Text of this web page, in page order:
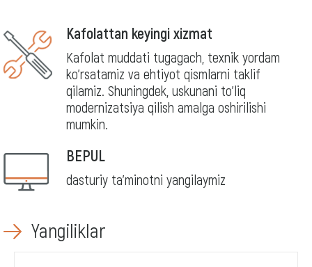
Kafolattan keyingi xizmat
Kafolat muddati tugagach, texnik yordam
ko'rsatamiz va ehtiyot qismlarni taklif
qilamiz. Shuningdek, uskunani to'liq
modernizatsiya qilish amalga oshirilishi
mumkin.
BEPUL
dasturiy ta'minotni yangilaymiz
Yangiliklar